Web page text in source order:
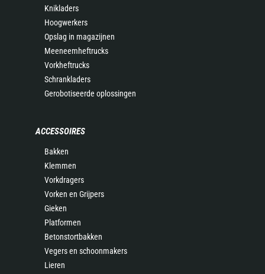
Knikladers
Hoogwerkers
Opslag in magazijnen
Meeneemheftrucks
Vorkheftrucks
Schrankladers
Gerobotiseerde oplossingen
ACCESSOIRES
Bakken
Klemmen
Vorkdragers
Vorken en Grijpers
Gieken
Platformen
Betonstortbakken
Vegers en schoonmakers
Lieren